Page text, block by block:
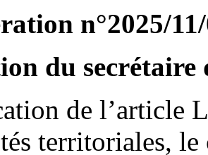
n°2025/
du secrétaire
de l’article
territoriales,